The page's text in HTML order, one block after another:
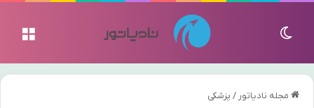
مجله نادیاتور / پزشکی